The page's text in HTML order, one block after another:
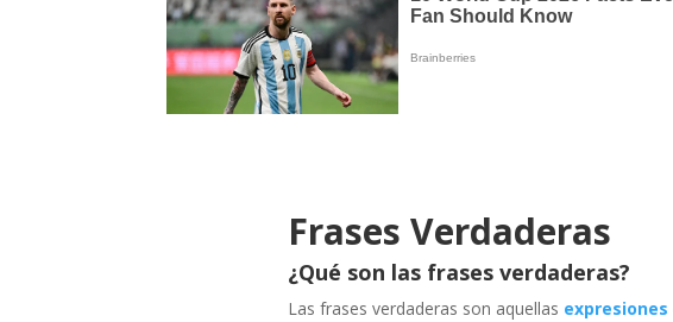
Frases Verdaderas
¿Qué son las frases verdaderas?
Las frases verdaderas son aquellas expresiones